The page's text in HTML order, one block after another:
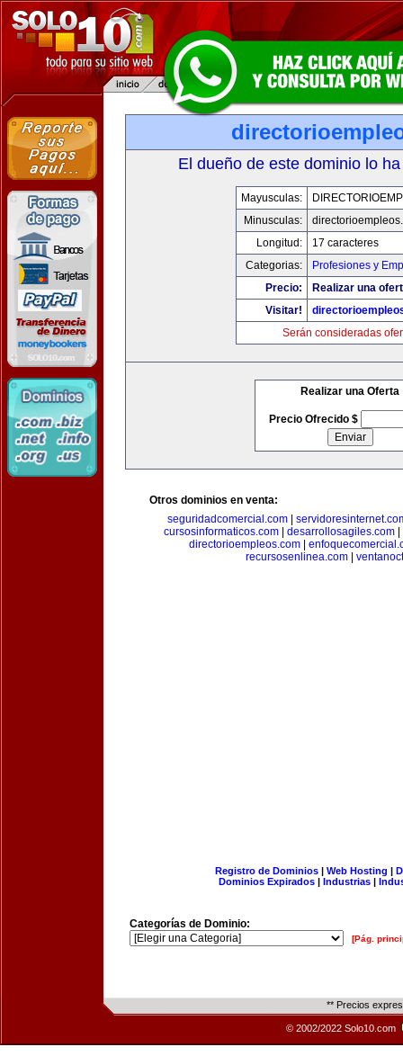
El dueño de este dominio lo
Mayusculas:
Minusculas:
Longitud:
17 caracteres
Categorias:
Profesiones y
Precio:
Realizar una
Visitar!
Serán consideradas
Realizar una Oferta
Precio Ofrecido $
Otros dominios en venta:
seguridadcomercial.com|
cursosinformaticos.com
desarrollosagiles.com
directorioempleos.com
recursosenlinea.com|
Registro de Dominios| Web Hosting |
Dominios Expirados | Industrias |
Categorías de Dominio:
[Pág.
** Precios
© 2002/2022 Solo10.com